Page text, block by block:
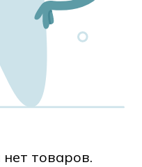
товаров.